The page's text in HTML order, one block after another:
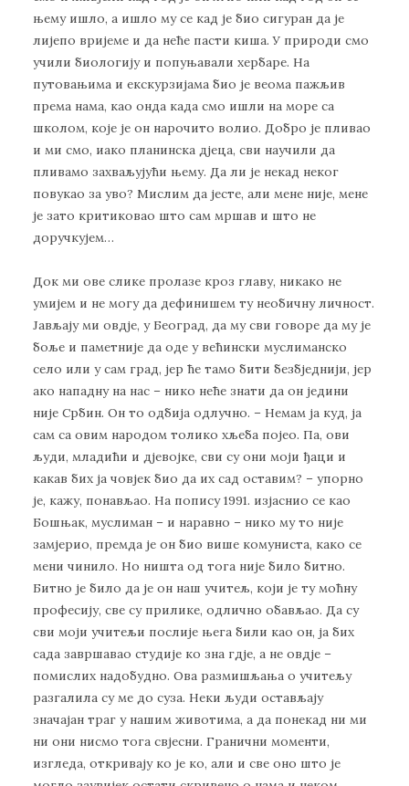
њему ишло, а ишло му се кад је био сигуран да је
лијепо вријеме и да неће пасти киша. У природи смо
учили биологију и попуњавали хербаре. На
путовањима и екскурзијама био је веома пажљив
према нама, као онда када смо ишли на море са
школом, које је он нарочито волио. Добро је пливао
и ми смо, иако планинска дјеца, сви научили да
пливамо захваљујући њему. Да ли је некад неког
повукао за уво? Мислим да јесте, али мене није, мене
је зато критиковао што сам мршав и што не
доручкујем…
Док ми ове слике пролазе кроз главу, никако не
умијем и не могу да дефинишем ту необичну личност.
Јављају ми овдје, у Београд, да му сви говоре да му је
боље и паметније да оде у већински муслиманско
село или у сам град, јер ће тамо бити безбједнији, јер
ако нападну на нас – нико неће знати да он једини
није Србин. Он то одбија одлучно. – Немам ја куд, ја
сам са овим народом толико хљеба појео. Па, ови
људи, младићи и дјевојке, сви су они моји ђаци и
какав бих ја човјек био да их сад оставим? – упорно
је, кажу, понављао. На попису 1991. изјаснио се као
Бошњак, муслиман – и наравно – нико му то није
замјерио, премда је он био више комуниста, како се
мени чинило. Но ништа од тога није било битно.
Битно је било да је он наш учитељ, који је ту моћну
професију, све су прилике, одлично обављао. Да су
сви моји учитељи послије њега били као он, ја бих
сада завршавао студије ко зна гдје, а не овдје –
помислих надобудно. Ова размишљања о учитељу
разгалила су ме до суза. Неки људи остављају
значајан траг у нашим животима, а да понекад ни ми
ни они нисмо тога свјесни. Гранични моменти,
изгледа, откривају ко је ко, али и све оно што је